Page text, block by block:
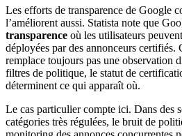
Les efforts de transparence de Google
l’améliorent aussi. Statista note que
transparence où les utilisateurs
déployées par des annonceurs certifiés.
remplace toujours pas une observation
filtres de politique, le statut de
déterminent ce qui apparaît où.
Le cas particulier compte ici. Dans des
catégories très régulées, le bruit de